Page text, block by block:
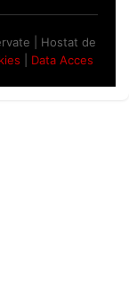
| Hostat de
Data Acces